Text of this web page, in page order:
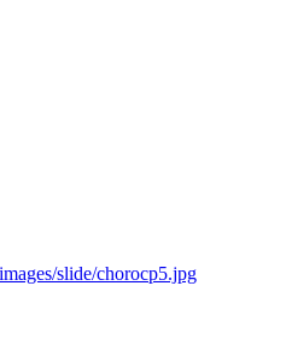
slide/chorocp5.jpg